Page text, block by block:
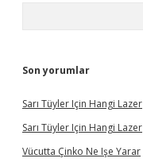
Son yorumlar
Sarı Tüyler Için Hangi Lazer
Sarı Tüyler Için Hangi Lazer
Vücutta Çinko Ne Işe Yarar